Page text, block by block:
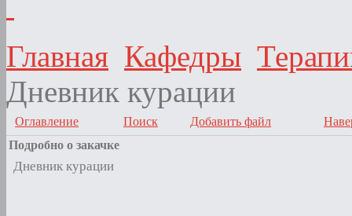
Главная Кафедры
Дневник курации
Оглавление Поиск Добавить файл
Подробно о закачке
Дневник курации